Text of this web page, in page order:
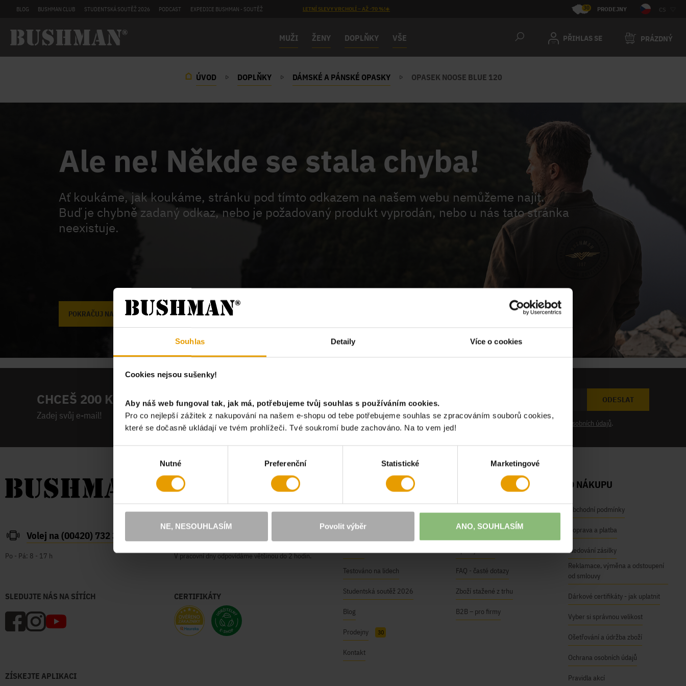
Souhlas Detaily Více o cookies
Cookies nejsou sušenky!
Aby náš web fungoval tak, jak má, potřebujeme tvůj souhlas s používáním cookies.
Pro co nejlepší zážitek z nakupování na našem e-shopu od tebe potřebujeme souhlas se zpracováním souborů cookies,
které se dočasně ukládají ve tvém prohlížeči. Tvé soukromí bude zachováno. Na to vem jed!
Nutné Preferenční Statistické Marketingové
NE, NESOUHLASÍM Povolit výběr ANO, SOUHLASÍM
BLOG BUSHMAN CLUB STUDENTSKÁ SOUTĚŽ 2026 PODCAST EXPEDICE BUSHMAN - SOUTĚŽ LETNÍ SLEVY VRCHOLÍ – AŽ -70 %!☀️ 30 PRODEJNY CS
MUŽI ŽENY DOPLŇKY VŠE PŘIHLAS SE PRÁZDNÝ
ÚVOD DOPLŇKY DÁMSKÉ A PÁNSKÉ OPASKY OPASEK NOOSE BLUE 120
Ale ne! Někde se stala chyba!
Ať koukáme, jak koukáme, stránku pod tímto odkazem na našem webu nemůžeme najít.
Buď je chybně zadaný odkaz, nebo je požadovaný produkt vyprodán, nebo u nás tato stránka
neexistuje.
POKRAČUJ NA ÚVODNÍ STRÁNKU
CHCEŠ 200 KČ NA PRVNÍ NÁKUP?
Zadej svůj e-mail!
ODESLAT
Chci odebírat novinky a souhlasím se zpracováním osobních údajů.
Volej na (00420) 732 387 626
Po - Pá: 8 - 17 h V pracovní dny odpovídáme většinou do 2 hodin.
SLEDUJTE NÁS NA SÍTÍCH CERTIFIKÁTY
ZÍSKEJTE APLIKACI
Naše hodnoty
BUSHMAN Club
Kariéra
Testováno na lidech
Studentská soutěž 2026
Blog
Prodejny 30
Kontakt
NAŠE SLUŽBY
Módní inspirace
Úpravy oděvů
FAQ - časté dotazy
Zboží stažené z trhu
B2B – pro firmy
O NÁKUPU
Obchodní podmínky
Doprava a platba
Sledování zásilky
Reklamace, výměna a odstoupení
od smlouvy
Dárkové certifikáty - jak uplatnit
Vyber si správnou velikost
Ošetřování a údržba zboží
Ochrana osobních údajů
Pravidla akcí